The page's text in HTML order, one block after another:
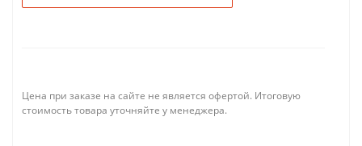
Цена при заказе на сайте не является офертой. Итоговую
стоимость товара уточняйте у менеджера.